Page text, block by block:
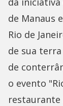
de Manaus
Rio de
de sua
de
o evento
restaurante